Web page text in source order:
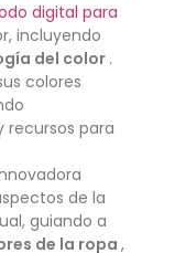
digital para
incluyendo
del color.
colores
recursos para
de la
guiando a
de la ropa ,